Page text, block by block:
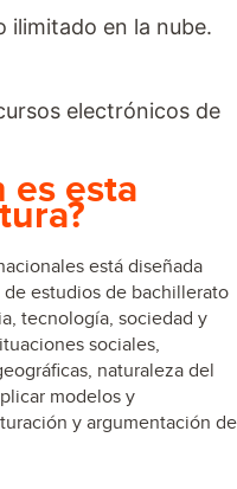
ilimitado en la nube.
electrónicos de
es esta
está diseñada
estudios de bachillerato
tecnología, sociedad y
sociales,
naturaleza del
modelos y
y argumentación de